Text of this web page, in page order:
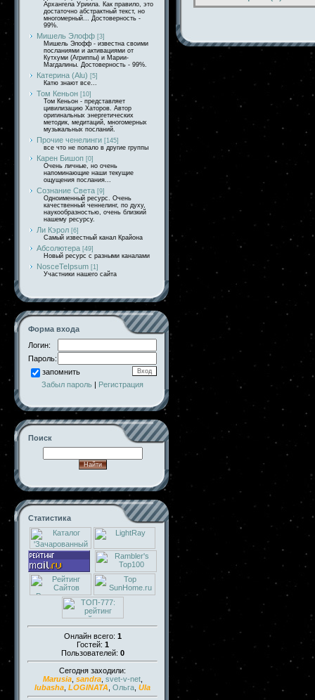
Архангела Уриила. Как правило, это
достаточно абстрактный текст, но
многомерный... Достоверность -
99%.
Мишель Элофф [3]
Мишель Элофф - известна своими
посланиями и активациями от
Кутхуми (Агриппы) и Марии-
Магдалины. Достоверность - 99%.
Катерина (Alu) [5]
Катю знают все...
Том Кеньон [10]
Том Кеньон - представляет
цивилизацию Хаторов. Автор
оригинальных энергетических
методик, медитаций, многомерных
музыкальных посланий.
Прочие ченелинги [145]
все что не попало в другие группы
Карен Бишоп [0]
Очень личные, но очень
напоминающие наши текущие
ощущения послания...
Сознание Света [9]
Одноименный ресурс. Очень
качественный ченнелинг, по духу,
наукообразностью, очень близкий
нашему ресурсу.
Ли Кэрол [6]
Самый известный канал Крайона
Абсолютера [49]
Новый ресурс с разными каналами
NosceTeIpsum [1]
Участники нашего сайта
Форма входа
Логин:
Пароль:
запомнить
Забыл пароль | Регистрация
Поиск
Статистика
Онлайн всего: 1
Гостей: 1
Пользователей: 0
Сегодня заходили:
Marusia, sandra, svet-v-net,
lubasha LOGINATA Ольга Ula